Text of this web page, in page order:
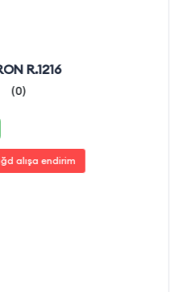
R.1216
(0)
alışa endirim